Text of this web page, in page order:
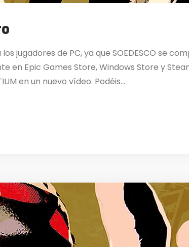
jugadores de PC, ya que SOEDESCO se
en Epic Games Store, Windows Store y
en un nuevo vídeo. Podéis...